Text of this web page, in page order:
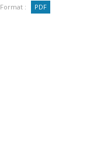
Format : PDF